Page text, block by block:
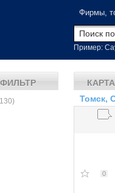
Фирмы,
Пример:
ФИЛЬТР КАРТА
Томск,
0